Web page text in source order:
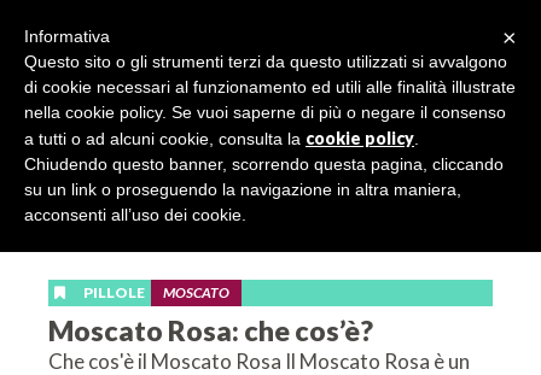
Categoria:
Moscato
PILLOLE MOSCATO
Moscato Rosa: che cos’è?
Che cos'è il Moscato Rosa Il Moscato Rosa è un
×
Informativa
Questo sito o gli strumenti terzi da questo utilizzati si avvalgono
di cookie necessari al funzionamento ed utili alle finalità illustrate
nella cookie policy. Se vuoi saperne di più o negare il consenso
a tutti o ad alcuni cookie, consulta la cookie policy
Chiudendo questo banner, scorrendo questa pagina, cliccando
su un link o proseguendo la navigazione in altra maniera,
acconsenti all’uso dei cookie.